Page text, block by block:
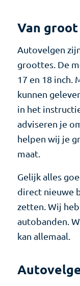
Van
Autovelgen
groottes. De
17 en 18 inch.
kunnen
in het
adviseren je
helpen wij je
maat.
Gelijk alles
direct nieuwe
zetten. Wij
autobanden.
kan allemaal.